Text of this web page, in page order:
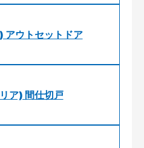
ウトセットドア
ア) 間仕切戸